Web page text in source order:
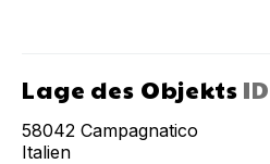
Lage des Objekts ID
58042 Campagnatico
Italien